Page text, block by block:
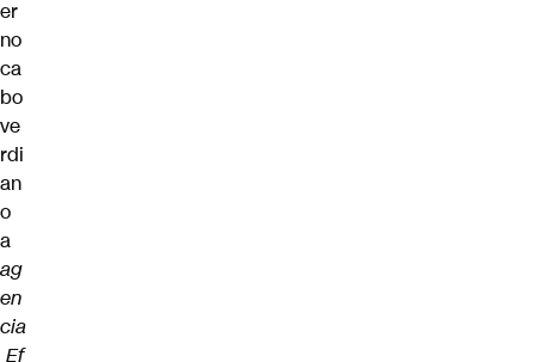
er
no
ca
bo
ve
rdi
an
o
a
ag
en
cia
Ef